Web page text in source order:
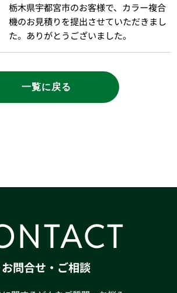
栃木県宇都宮市のお客様で、カラー複合
機のお見積りを提出させていただきまし
た。ありがとうございました。
一覧に戻る
お問合せ・ご相談